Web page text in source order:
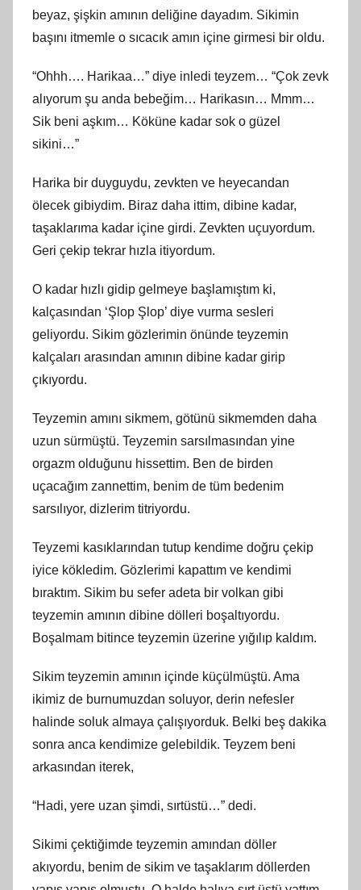
beyaz, şişkin amının deliğine dayadım. Sikimin
başını itmemle o sıcacık amın içine girmesi bir oldu.
“Ohhh…. Harikaa…” diye inledi teyzem… “Çok zevk
alıyorum şu anda bebeğim… Harikasın… Mmm…
Sik beni aşkım… Köküne kadar sok o güzel
sikini…”
Harika bir duyguydu, zevkten ve heyecandan
ölecek gibiydim. Biraz daha ittim, dibine kadar,
taşaklarıma kadar içine girdi. Zevkten uçuyordum.
Geri çekip tekrar hızla itiyordum.
O kadar hızlı gidip gelmeye başlamıştım ki,
kalçasından ‘Şlop Şlop’ diye vurma sesleri
geliyordu. Sikim gözlerimin önünde teyzemin
kalçaları arasından amının dibine kadar girip
çıkıyordu.
Teyzemin amını sikmem, götünü sikmemden daha
uzun sürmüştü. Teyzemin sarsılmasından yine
orgazm olduğunu hissettim. Ben de birden
uçacağım zannettim, benim de tüm bedenim
sarsılıyor, dizlerim titriyordu.
Teyzemi kasıklarından tutup kendime doğru çekip
iyice kökledim. Gözlerimi kapattım ve kendimi
bıraktım. Sikim bu sefer adeta bir volkan gibi
teyzemin amının dibine dölleri boşaltıyordu.
Boşalmam bitince teyzemin üzerine yığılıp kaldım.
Sikim teyzemin amının içinde küçülmüştü. Ama
ikimiz de burnumuzdan soluyor, derin nefesler
halinde soluk almaya çalışıyorduk. Belki beş dakika
sonra anca kendimize gelebildik. Teyzem beni
arkasından iterek,
“Hadi, yere uzan şimdi, sırtüstü…” dedi.
Sikimi çektiğimde teyzemin amından döller
akıyordu, benim de sikim ve taşaklarım döllerden